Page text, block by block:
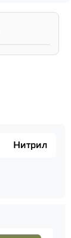
Нитрил